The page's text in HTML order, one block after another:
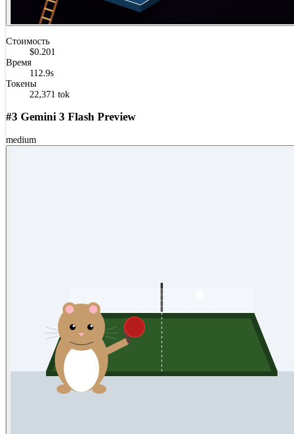
Стоимость
$0.201
Время
112.9s
Токены
22,371 tok
#3 Gemini 3 Flash Preview
medium